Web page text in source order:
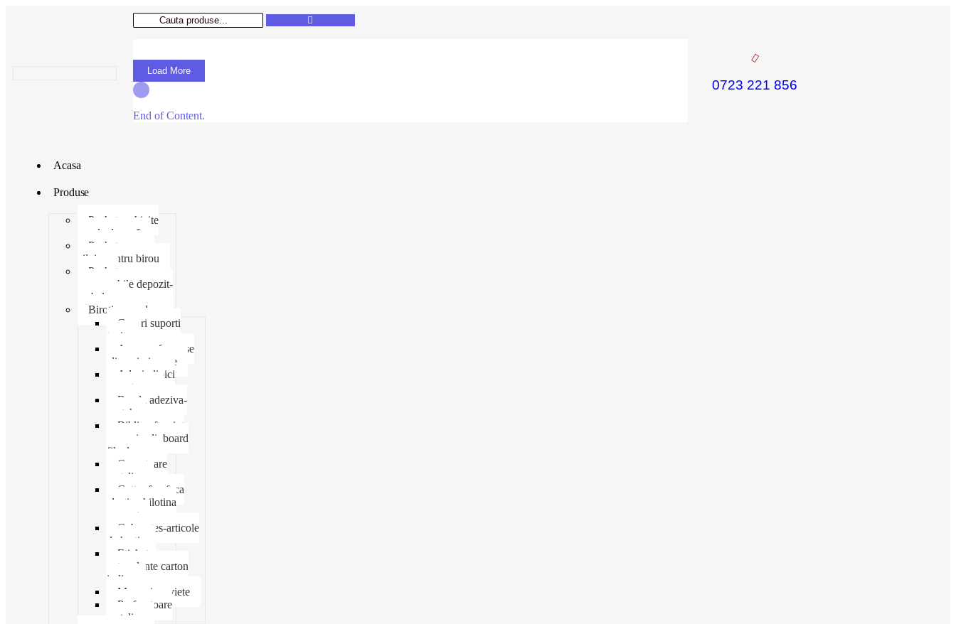
Load More
End of Content.
0723 221 856
Acasa
Produse
Pachet rechizite
școala de vară
Pachet necesar
zilnic pentru birou
Pachet
consumabile depozit-
ambalare
Birotica-produse
Cosuri suporti
tavite
Ace agrafe capse
clipsuri pioneze
Adeziv lipici
corectoare
Banda adeziva-
scotch
Biblioraft caiet
mecanic clipboard
file dosare
Capsatoare
metalice
Cutter foarfeca
elastic ghilotina
magnet
Cub notes-articole
de hartie
Etichete
autocolante carton
indigo
Mape si serviete
Perforatoare
metalice